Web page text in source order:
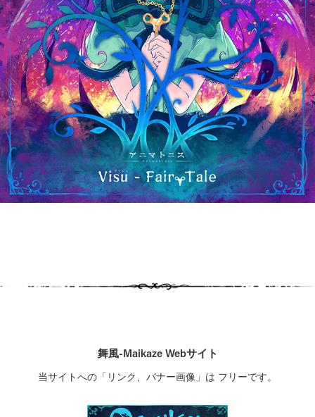
舞風-Maikaze Webサイト
当サイトへの「リンク、バナー画像」は フリーです。